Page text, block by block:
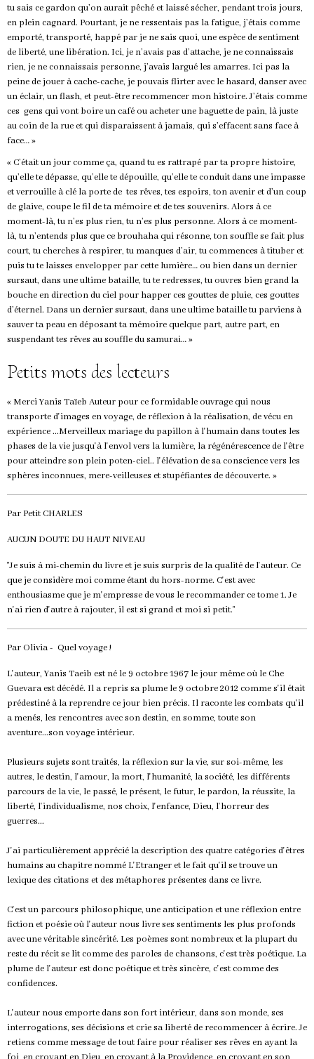
tu sais ce gardon qu’on aurait pêché et laissé sécher, pendant trois jours,
en plein cagnard. Pourtant, je ne ressentais pas la fatigue, j’étais comme
emporté, transporté, happé par je ne sais quoi, une espèce de sentiment
de liberté, une libération. Ici, je n’avais pas d’attache, je ne connaissais
rien, je ne connaissais personne, j’avais largué les amarres. Ici pas la
peine de jouer à cache-cache, je pouvais flirter avec le hasard, danser avec
un éclair, un flash, et peut-être recommencer mon histoire. J’étais comme
ces gens qui vont boire un café ou acheter une baguette de pain, là juste
au coin de la rue et qui disparaissent à jamais, qui s’effacent sans face à
face… »
« C’était un jour comme ça, quand tu es rattrapé par ta propre histoire,
qu’elle te dépasse, qu’elle te dépouille, qu’elle te conduit dans une impasse
et verrouille à clé la porte de tes rêves, tes espoirs, ton avenir et d’un coup
de glaive, coupe le fil de ta mémoire et de tes souvenirs. Alors à ce
moment-là, tu n’es plus rien, tu n’es plus personne. Alors à ce moment-
là, tu n’entends plus que ce brouhaha qui résonne, ton souffle se fait plus
court, tu cherches à respirer, tu manques d’air, tu commences à tituber et
puis tu te laisses envelopper par cette lumière… ou bien dans un dernier
sursaut, dans une ultime bataille, tu te redresses, tu ouvres bien grand la
bouche en direction du ciel pour happer ces gouttes de pluie, ces gouttes
d’éternel. Dans un dernier sursaut, dans une ultime bataille tu parviens à
sauver ta peau en déposant ta mémoire quelque part, autre part, en
suspendant tes rêves au souffle du samurai… »
Petits mots des lecteurs
« Merci Yanis Taïeb Auteur pour ce formidable ouvrage qui nous
transporte d'images en voyage, de réflexion à la réalisation, de vécu en
expérience ...Merveilleux mariage du papillon à l'humain dans toutes les
phases de la vie jusqu'à l'envol vers la lumière, la régénérescence de l'être
pour atteindre son plein poten-ciel.. l'élévation de sa conscience vers les
sphères inconnues, mere-veilleuses et stupéfiantes de découverte. »
Par Petit CHARLES
AUCUN DOUTE DU HAUT NIVEAU
"Je suis à mi-chemin du livre et je suis surpris de la qualité de l'auteur. Ce
que je considère moi comme étant du hors-norme. C'est avec
enthousiasme que je m'empresse de vous le recommander ce tome 1. Je
n'ai rien d'autre à rajouter, il est si grand et moi si petit."
Par Olivia - Quel voyage !
L'auteur, Yanis Taeib est né le 9 octobre 1967 le jour même où le Che
Guevara est décédé. Il a repris sa plume le 9 octobre 2012 comme s'il était
prédestiné à la reprendre ce jour bien précis. Il raconte les combats qu'il
a menés, les rencontres avec son destin, en somme, toute son
aventure...son voyage intérieur.
Plusieurs sujets sont traités, la réflexion sur la vie, sur soi-même, les
autres, le destin, l'amour, la mort, l'humanité, la société, les différents
parcours de la vie, le passé, le présent, le futur, le pardon, la réussite, la
liberté, l'individualisme, nos choix, l'enfance, Dieu, l'horreur des
guerres...
J'ai particulièrement apprécié la description des quatre catégories d'êtres
humains au chapitre nommé L'Etranger et le fait qu'il se trouve un
lexique des citations et des métaphores présentes dans ce livre.
C'est un parcours philosophique, une anticipation et une réflexion entre
fiction et poésie où l'auteur nous livre ses sentiments les plus profonds
avec une véritable sincérité. Les poèmes sont nombreux et la plupart du
reste du récit se lit comme des paroles de chansons, c'est très poétique. La
plume de l'auteur est donc poétique et très sincère, c'est comme des
confidences.
L'auteur nous emporte dans son fort intérieur, dans son monde, ses
interrogations, ses décisions et crie sa liberté de recommencer à écrire. Je
retiens comme message de tout faire pour réaliser ses rêves en ayant la